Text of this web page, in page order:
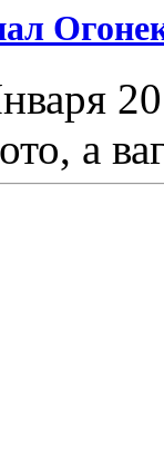
а